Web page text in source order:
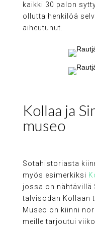
kaikki 30 palon
ollutta henkilöä
aiheutunut.
Kollaa ja
museo
Sotahistoriasta
myös esimerkiksi
jossa on nähtävillä
talvisodan Kollaan
Museo on kiinni
meille tarjoutui